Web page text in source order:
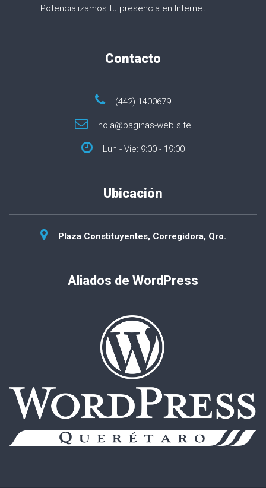
Potencializamos tu presencia en Internet.
Contacto
(442) 1400679
hola@paginas-web.site
Lun - Vie: 9:00 - 19:00
Ubicación
Plaza Constituyentes, Corregidora, Qro.
Aliados de WordPress